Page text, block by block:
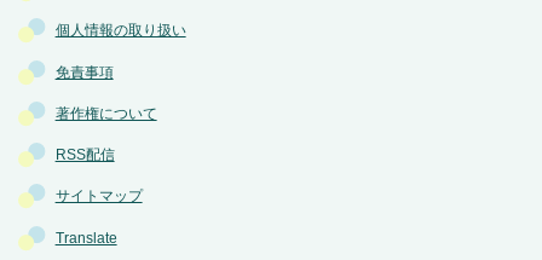
個人情報の取り扱い
免責事項
著作権について
RSS配信
サイトマップ
Translate